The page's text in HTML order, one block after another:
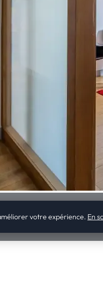
votre expérience. En